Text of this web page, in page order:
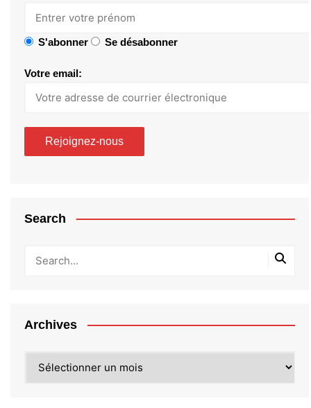
S'abonner Se désabonner
Votre email:
Search
Archives